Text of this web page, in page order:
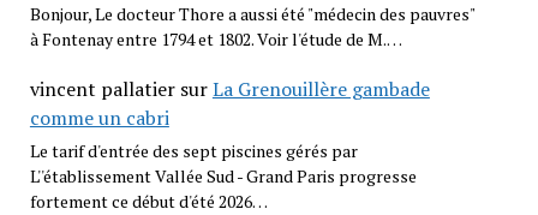
Bonjour, Le docteur Thore a aussi été "médecin des pauvres"
à Fontenay entre 1794 et 1802. Voir l'étude de M.…
vincent pallatiersurLa Grenouillère gambade
comme un cabri
Le tarif d'entrée des sept piscines gérés par
L''établissement Vallée Sud - Grand Paris progresse
fortement ce début d'été 2026…